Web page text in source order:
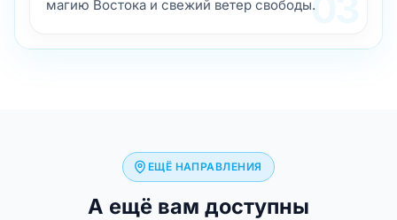
магию Востока и свежий ветер свободы.
ЕЩЁ НАПРАВЛЕНИЯ
А ещё вам доступны